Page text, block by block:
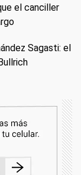
el canciller
Sagasti: el